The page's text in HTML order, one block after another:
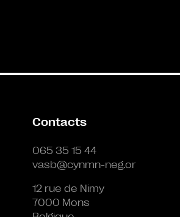
Contacts
065 35 15 44
vasb@cynmn-neg.or
12 rue de Nimy
7000 Mons